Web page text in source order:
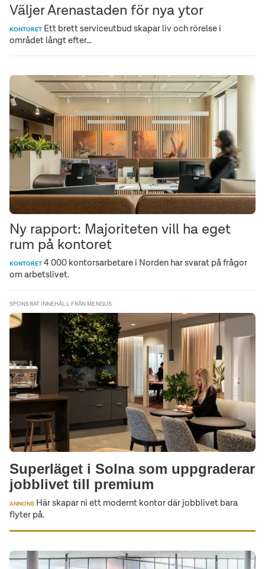
Väljer Arenastaden för nya ytor
KONTORET Ett brett serviceutbud skapar liv och rörelse i
området långt efter…
Ny rapport: Majoriteten vill ha eget
rum på kontoret
KONTORET 4 000 kontorsarbetare i Norden har svarat på frågor
om arbetslivet.
SPONSRAT INNEHÅLL FRÅN MENGUS
Superläget i Solna som uppgraderar
jobblivet till premium
ANNONS Här skapar ni ett modernt kontor där jobblivet bara
flyter på.